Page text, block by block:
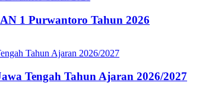
1 Purwantoro Tahun 2026
Tengah Tahun Ajaran 2026/2027